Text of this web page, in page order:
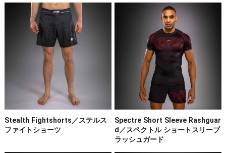
Stealth Fightshorts／ステルス
ファイトショーツ
Spectre Short Sleeve Rashguar
d／スペクトル ショートスリーブ
ラッシュガード